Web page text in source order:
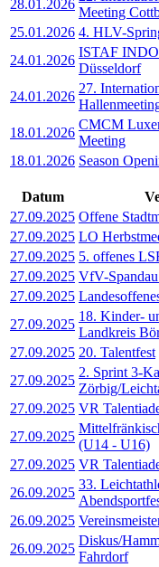
28.01.2026
Meeting
25.01.2026 4. HLV-
24.01.2026
ISTAF
Düsseldorf
24.01.2026
27.
18.01.2026
CMCM
Meeting
18.01.2026 Season
Datum
27.09.2025 Offene
27.09.2025 LO
27.09.2025 5. offenes
27.09.2025 VfV-
27.09.2025
27.09.2025
18. Kinder-
Landkreis
27.09.2025 20. Talentfest
27.09.2025
2. Sprint 3-
Zörbig/
27.09.2025 VR
27.09.2025
(U14 - U16)
27.09.2025 VR
26.09.2025
33.
26.09.2025
26.09.2025
Diskus/
Fahrdorf